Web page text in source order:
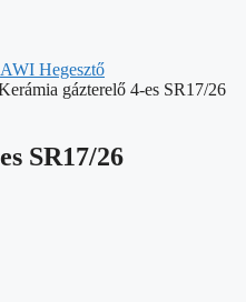
AWI Hegesztő
gázterelő 4-es SR17/26
SR17/26